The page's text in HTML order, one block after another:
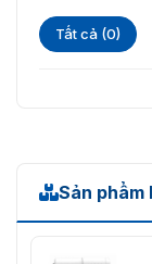
Tất cả (0)
Sản phẩm